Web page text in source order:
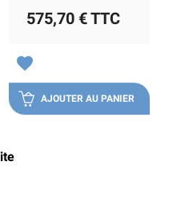
575,70 €TTC
favorite
AJOUTER AU PANIER